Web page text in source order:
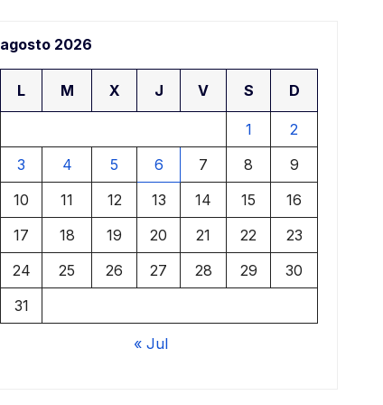
agosto 2026
L M X J V S D
1
2
3
4 5 6 7 8
9
10
11 12 13 14 15
16
17
18 19 20 21 22
23
24
25 26 27 28 29
30
31
« Jul